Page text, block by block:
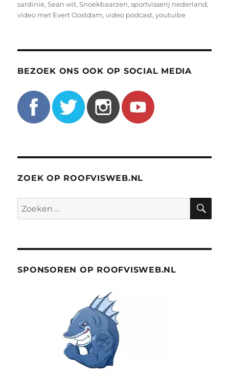
sardinië,Sean wit,Snoekbaarzen,sportvisserij nederland,
video met Evert Oostdam,video podcast,youtuibe
BEZOEK ONS OOK OP SOCIAL MEDIA
ZOEK OP ROOFVISWEB.NL
Zoeken
naar:
SPONSOREN OP ROOFVISWEB.NL